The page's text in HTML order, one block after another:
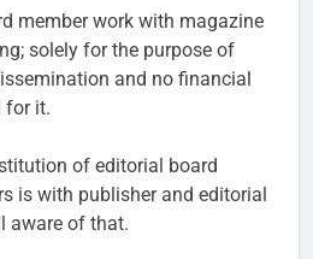
member work with magazine
solely for the purpose of
and no financial
for it.
of editorial board
is with publisher and editorial
aware of that.